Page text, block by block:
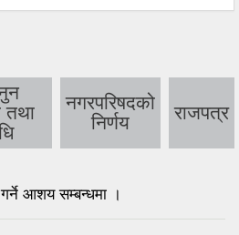
तथा
नगरपरिषदको
निर्णय
राजपत्र
आशय सम्बन्धमा ।